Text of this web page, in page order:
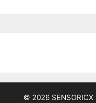
© 2026 SENSORICX